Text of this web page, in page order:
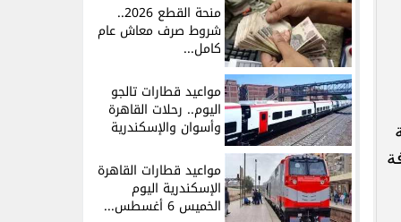
منحة القطع 2026..
شروط صرف معاش عام
كامل...
مواعيد قطارات تالجو
اليوم.. رحلات القاهرة
وأسوان والإسكندرية
مواعيد قطارات القاهرة
الإسكندرية اليوم
الخميس 6 أغسطس...